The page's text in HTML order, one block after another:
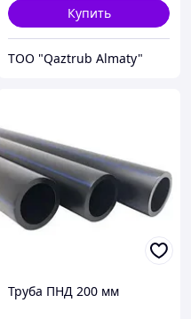
Купить
TOO "Qaztrub Almaty"
Труба ПНД 200 мм